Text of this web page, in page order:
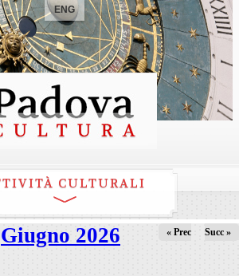
ENG
CULTURALI
Giugno 2026 « Prec Succ »